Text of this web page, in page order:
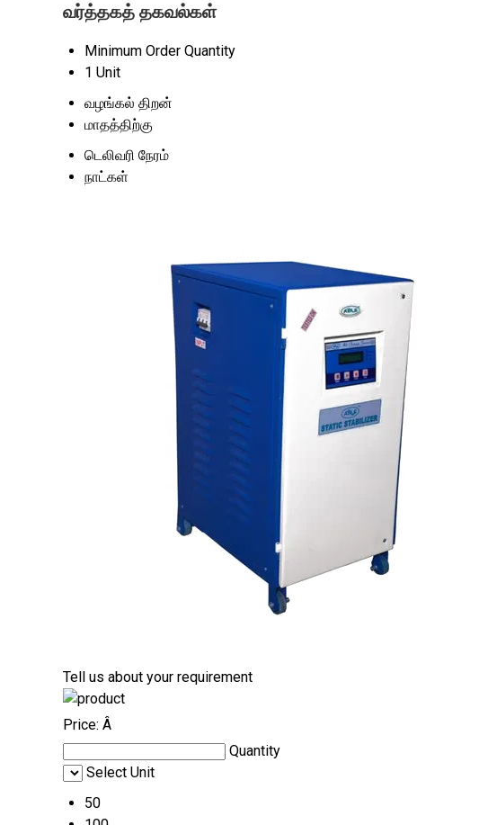
வர்த்தகத் தகவல்கள்
Minimum Order Quantity
1 Unit
வழங்கல் திறன்
மாதத்திற்கு
டெலிவரி நேரம்
நாட்கள்
Tell us about your requirement
Price: Â
Quantity
Select Unit
50